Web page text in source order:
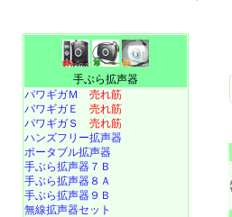
手ぶら拡声器
パワギガＭ 売れ筋
パワギガＥ 売れ筋
パワギガＳ 売れ筋
ハンズフリー拡声器
ポータブル拡声器
手ぶら拡声器７Ｂ
手ぶら拡声器８Ａ
手ぶら拡声器９Ｂ
無線拡声器セット